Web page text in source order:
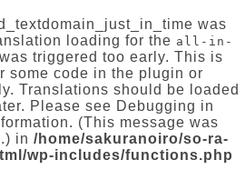
was
loading for the all-in-
triggered too early. This is
some code in the plugin or
Translations should be loaded
Please see Debugging in
(This message was
in /home/sakuranoiro/so-ra-
wp-includes/functions.php